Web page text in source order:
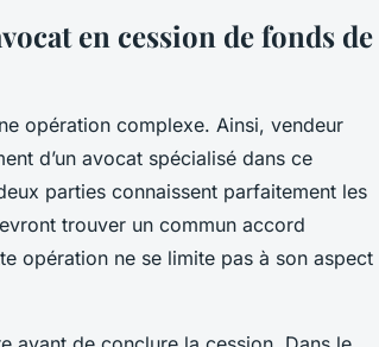
en cession de fonds de
opération complexe. Ainsi, vendeur
d’un avocat spécialisé dans ce
parties connaissent parfaitement les
trouver un commun accord
opération ne se limite pas à son aspect